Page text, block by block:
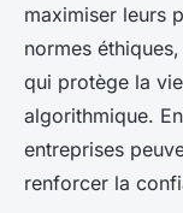
maximiser leurs
normes
qui protège la
algorithmique.
entreprises
renforcer la